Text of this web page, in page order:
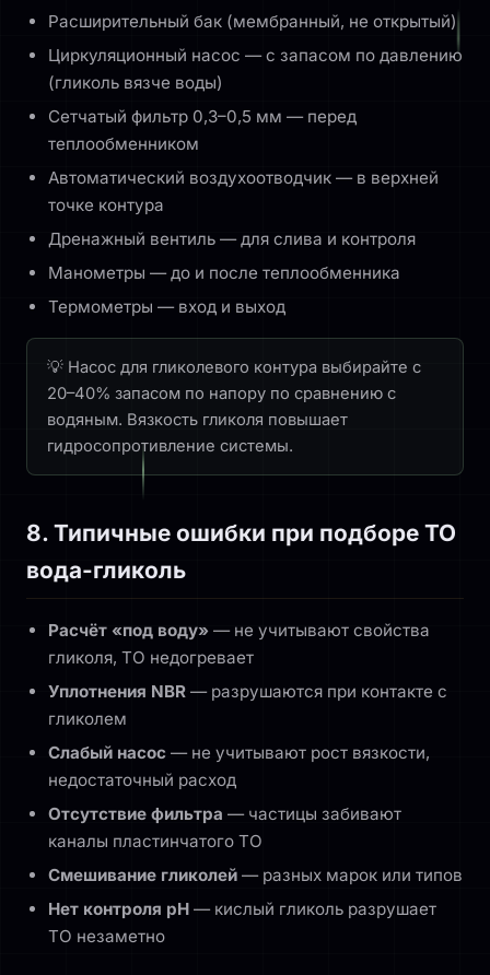
Расширительный бак (мембранный, не открытый)
Циркуляционный насос — с запасом по давлению
(гликоль вязче воды)
Сетчатый фильтр 0,3–0,5 мм — перед
теплообменником
Автоматический воздухоотводчик — в верхней
точке контура
Дренажный вентиль — для слива и контроля
Манометры — до и после теплообменника
Термометры — вход и выход
Насос для гликолевого контура выбирайте с
20–40% запасом по напору по сравнению с
водяным. Вязкость гликоля повышает
гидросопротивление системы.
8. Типичные ошибки при подборе ТО
вода-гликоль
Расчёт «под воду» — не учитывают свойства
гликоля, ТО недогревает
Уплотнения NBR — разрушаются при контакте с
гликолем
Слабый насос — не учитывают рост вязкости,
недостаточный расход
Отсутствие фильтра — частицы забивают
каналы пластинчатого ТО
Смешивание гликолей — разных марок или типов
Нет контроля pH — кислый гликоль разрушает
ТО незаметно